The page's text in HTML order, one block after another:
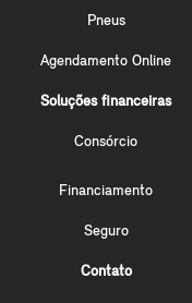
Pneus
Agendamento Online
Soluções financeiras
Consórcio
Financiamento
Seguro
Contato